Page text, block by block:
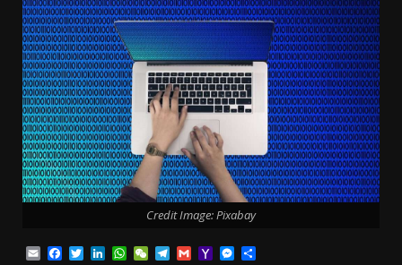
Credit Image: Pixabay
EmailFacebook
TwitterLinkedIn
WhatsApp
WeChatTelegram
GmailYahooMessenger